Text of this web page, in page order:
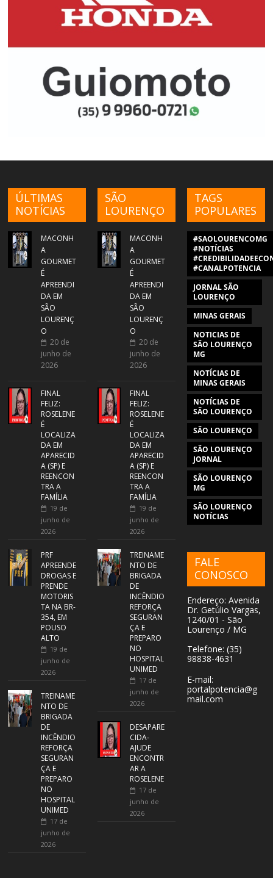
ÚLTIMAS
NOTÍCIAS
MACONH
A
GOURMET
É
APREENDI
DA EM
SÃO
LOURENÇ
O
20 de
junho de
2026
FINAL
FELIZ:
ROSELENE
É
LOCALIZA
DA EM
APARECID
A (SP) E
REENCON
TRA A
FAMÍLIA
19 de
junho de
2026
PRF
APREENDE
DROGAS E
PRENDE
MOTORIS
TA NA BR-
354, EM
POUSO
ALTO
19 de
junho de
2026
TREINAME
NTO DE
BRIGADA
DE
INCÊNDIO
REFORÇA
SEGURAN
ÇA E
PREPARO
NO
HOSPITAL
UNIMED
17 de
junho de
2026
SÃO
LOURENÇO
MACONH
A
GOURMET
É
APREENDI
DA EM
SÃO
LOURENÇ
O
20 de
junho de
2026
FINAL
FELIZ:
ROSELENE
É
LOCALIZA
DA EM
APARECID
A (SP) E
REENCON
TRA A
FAMÍLIA
19 de
junho de
2026
TREINAME
NTO DE
BRIGADA
DE
INCÊNDIO
REFORÇA
SEGURAN
ÇA E
PREPARO
NO
HOSPITAL
UNIMED
17 de
junho de
2026
DESAPARE
CIDA-
AJUDE
ENCONTR
AR A
ROSELENE
17 de
junho de
2026
TAGS
POPULARES
#SAOLOURENCOMG
#NOTÍCIAS
#CANALPOTENCIA
JORNAL SÃO
LOURENÇO
MINAS GERAIS
NOTICIAS DE
SÃO LOURENÇO
MG
NOTÍCIAS DE
MINAS GERAIS
NOTÍCIAS DE
SÃO LOURENÇO
SÃO LOURENÇO
SÃO LOURENÇO
JORNAL
SÃO LOURENÇO
MG
SÃO LOURENÇO
NOTÍCIAS
FALE
CONOSCO
Endereço: Avenida
Dr. Getúlio Vargas,
1240/01 - São
Lourenço / MG
Telefone: (35)
98838-4631
E-mail:
portalpotencia@g
mail.com